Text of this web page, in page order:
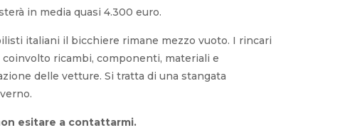
in media quasi 4.300 euro.
italiani il bicchiere rimane mezzo vuoto. I rincari
ricambi, componenti, materiali e
delle vetture. Si tratta di una stangata
esitare a contattarmi.